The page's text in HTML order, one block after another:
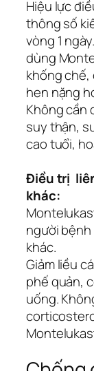
Hiệu lực
thông số
vòng 1
dùng
khống
hen nặng
Không cần
suy thận,
cao tuổi,
Điều trị
khác:
người
khác.
Giảm liều
phế quản,
uống.